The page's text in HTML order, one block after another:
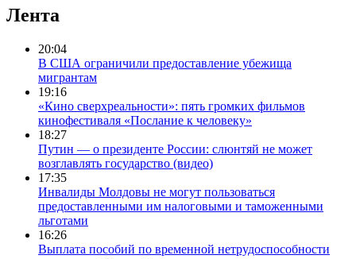
Лента
20:04
В США ограничили предоставление убежища
мигрантам
19:16
«Кино сверхреальности»: пять громких фильмов
кинофестиваля «Послание к человеку»
18:27
Путин — о президенте России: слюнтяй не может
возглавлять государство (видео)
17:35
Инвалиды Молдовы не могут пользоваться
предоставленными им налоговыми и таможенными
льготами
16:26
Выплата пособий по временной нетрудоспособности